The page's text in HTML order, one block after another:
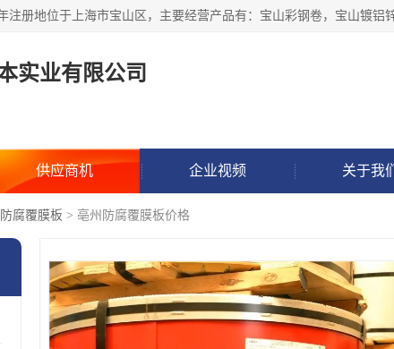
实业有限公司
供应商机 企业视频 关于我们
防腐覆膜板 > 亳州防腐覆膜板价格